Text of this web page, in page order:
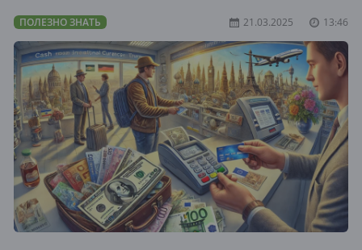
ПОЛЕЗНО ЗНАТЬ 21.03.2025 13:46